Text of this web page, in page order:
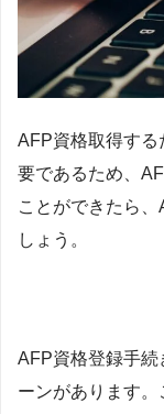
AFP資格取得す
要であるため、
ことができたら
しょう。
AFP資格登録手続
ーンがあります